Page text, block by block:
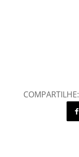
COMPARTILHE: